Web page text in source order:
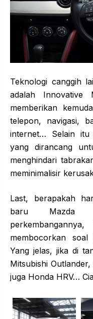
Teknologi canggih
adalah Innovative
memberikan
telepon, navigasi,
internet… Selain itu
yang dirancang
menghindari
meminimalisir
Last, berapakah
baru Mazda
membocorkan
Yang jelas, jika di
Mitsubishi
juga Honda HRV…